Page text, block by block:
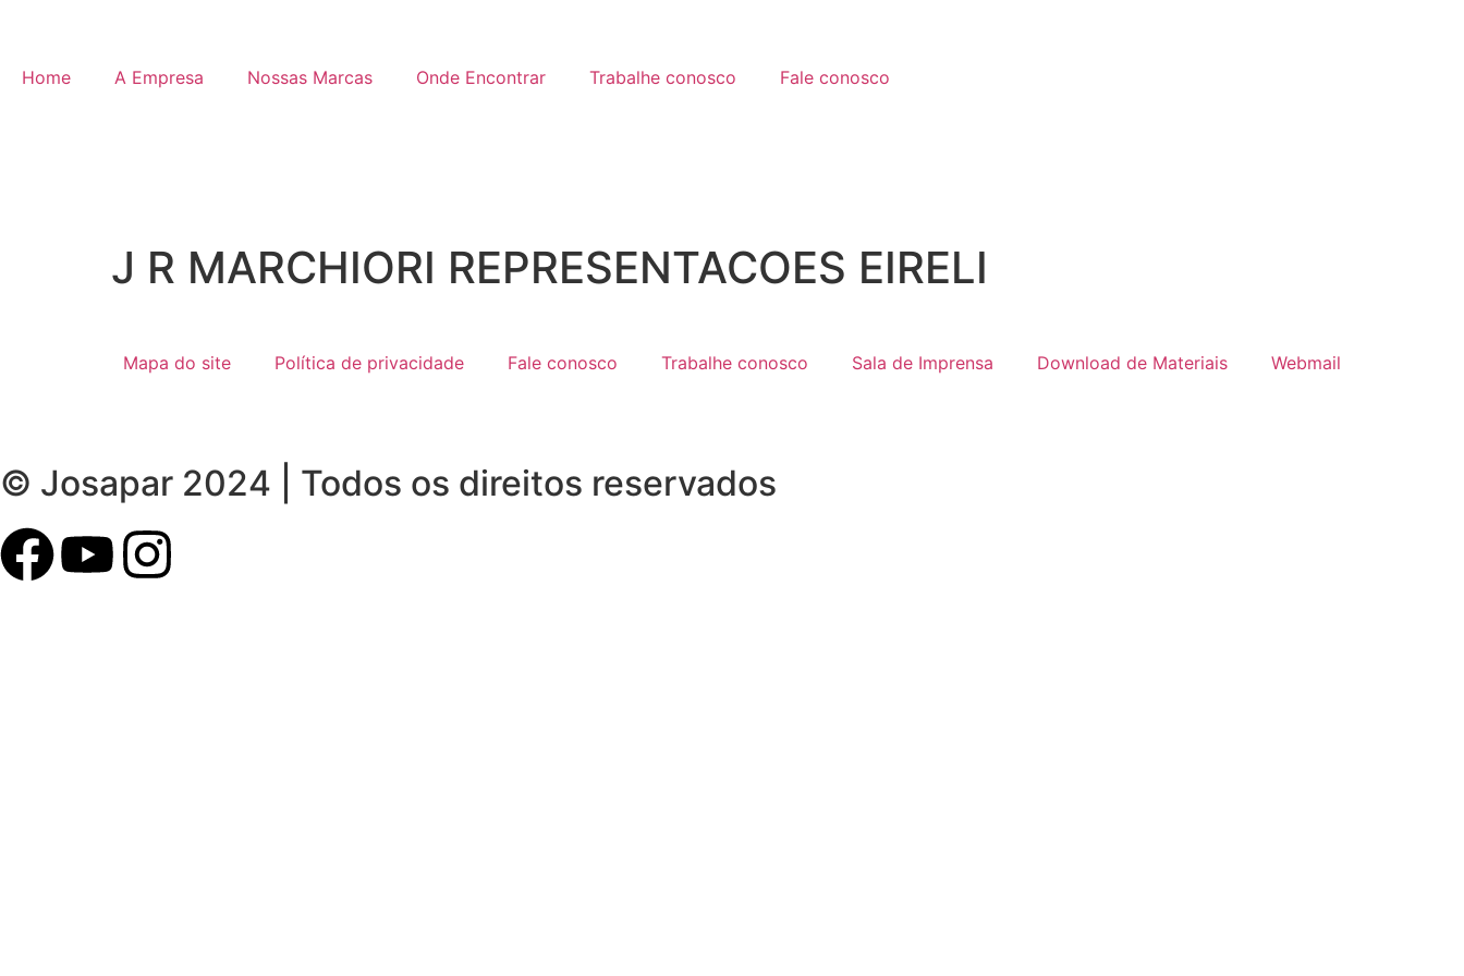
Home A Empresa Nossas Marcas Onde Encontrar Trabalhe conosco Fale conosco
J R MARCHIORI REPRESENTACOES EIRELI
Mapa do site Política de privacidade Fale conosco Trabalhe conosco Sala de Imprensa Download de Materiais Webmail
© Josapar 2024 | Todos os direitos reservados